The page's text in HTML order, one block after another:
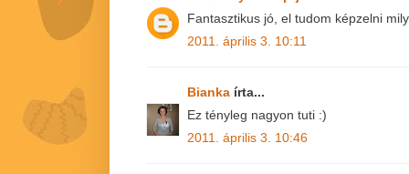
Fantasztikus jó, el tudom képzelni
2011. április 3. 10:11
Bianka írta...
Ez tényleg nagyon tuti :)
2011. április 3. 10:46